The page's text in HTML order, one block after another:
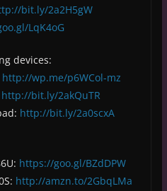
bit.ly/2a2H5gW
LqK4oG
devices:
http://wp.me/p6WCol-mz
http://bit.ly/2akQuTR
http://bit.ly/2a0scxA
https://goo.gl/BZdDPW
http://amzn.to/2GbqLMa